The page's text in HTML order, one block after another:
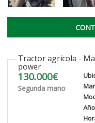
Tractor agrícola -
power
130.000€
Segunda mano